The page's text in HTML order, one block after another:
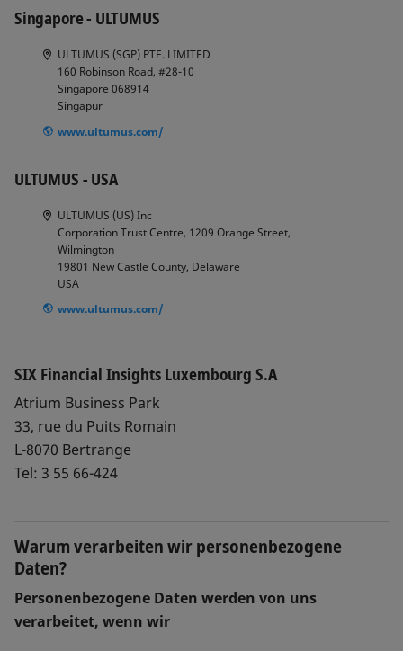
Singapore - ULTUMUS
ULTUMUS (SGP) PTE. LIMITED
160 Robinson Road, #28-10
Singapore 068914
Singapur
www.ultumus.com/
ULTUMUS - USA
ULTUMUS (US) Inc
Corporation Trust Centre, 1209 Orange Street,
Wilmington
19801 New Castle County, Delaware
USA
www.ultumus.com/
SIX Financial Insights Luxembourg S.A
Atrium Business Park
33, rue du Puits Romain
L-8070 Bertrange
Tel: 3 55 66-424
Warum verarbeiten wir personenbezogene
Daten?
Personenbezogene Daten werden von uns
verarbeitet, wenn wir